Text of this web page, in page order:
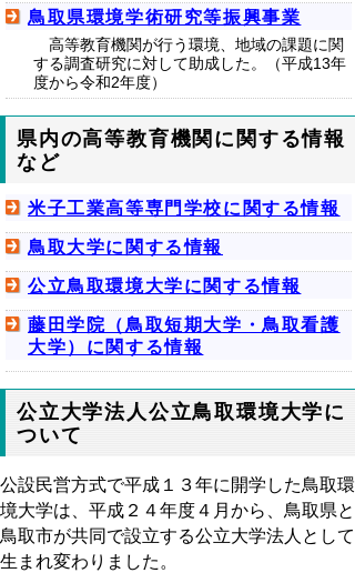
鳥取県環境学術研究等振興事業
高等教育機関が行う環境、地域の課題に関
する調査研究に対して助成した。（平成13年
度から令和2年度）
県内の高等教育機関に関する情報
など
米子工業高等専門学校に関する情報
鳥取大学に関する情報
公立鳥取環境大学に関する情報
藤田学院（鳥取短期大学・鳥取看護
大学）に関する情報
公立大学法人公立鳥取環境大学に
ついて
公設民営方式で平成１３年に開学した鳥取環
境大学は、平成２４年度４月から、鳥取県と
鳥取市が共同で設立する公立大学法人として
生まれ変わりました。